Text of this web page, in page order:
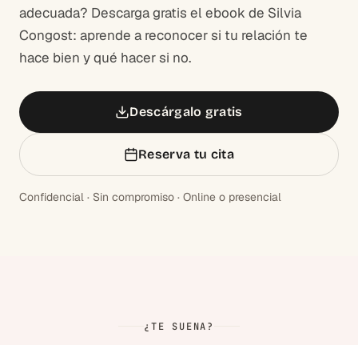
adecuada? Descarga gratis el ebook de Silvia
Congost: aprende a reconocer si tu relación te
hace bien y qué hacer si no.
Descárgalo gratis
Reserva tu cita
Confidencial · Sin compromiso · Online o presencial
¿TE SUENA?